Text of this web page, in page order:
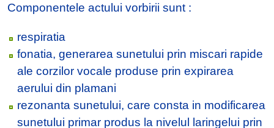
Componentele actului vorbirii sunt :
respiratia
fonatia, generarea sunetului prin miscari rapide
ale corzilor vocale produse prin expirarea
aerului din plamani
rezonanta sunetului, care consta in modificarea
sunetului primar produs la nivelul laringelui prin